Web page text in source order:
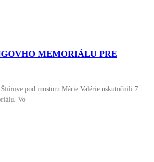
MEMORIÁLU PRE
pod mostom Márie Valérie uskutočnili 7.
Vo